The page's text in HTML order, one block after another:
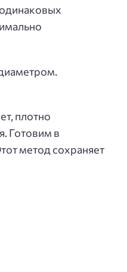
плотно
Готовим в
метод сохраняет